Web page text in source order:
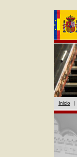
Inicio |